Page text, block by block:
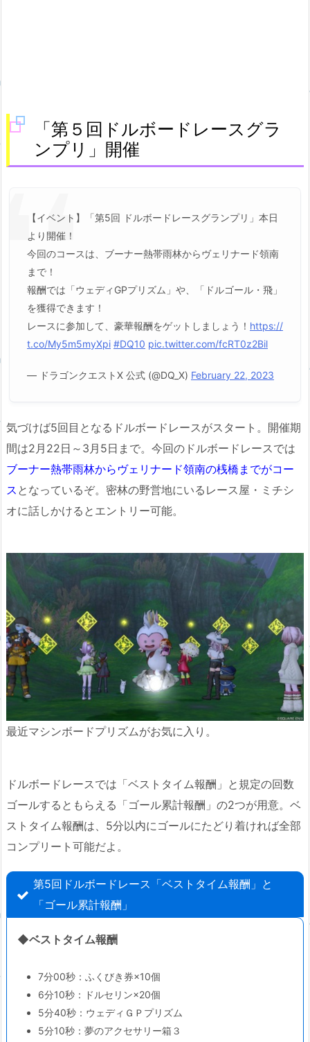
「第５回ドルボードレースグラ
ンプリ」開催
【イベント】「第5回 ドルボードレースグランプリ」本日
より開催！
今回のコースは、ブーナー熱帯雨林からヴェリナード領南
まで！
報酬では「ウェディGPプリズム」や、「ドルゴール・飛」
を獲得できます！
レースに参加して、豪華報酬をゲットしましょう！ https://
t.co/My5m5myXpi #DQ10 pic.twitter.com/fcRT0z2Bil
— ドラゴンクエストX 公式 (@DQ_X) February 22, 2023
気づけば5回目となるドルボードレースがスタート。開催期
間は2月22日～3月5日まで。今回のドルボードレースでは
ブーナー熱帯雨林からヴェリナード領南の桟橋までがコー
ス となっているぞ。密林の野営地にいるレース屋・ミチシ
オに話しかけるとエントリー可能。
最近マシンボードプリズムがお気に入り。
ドルボードレースでは「ベストタイム報酬」と規定の回数
ゴールするともらえる「ゴール累計報酬」の2つが用意。ベ
ストタイム報酬は、5分以内にゴールにたどり着ければ全部
コンプリート可能だよ。
第5回ドルボードレース「ベストタイム報酬」と
「ゴール累計報酬」
◆ベストタイム報酬
7分00秒：ふくびき券×10個
6分10秒：ドルセリン×20個
5分40秒：ウェディＧＰプリズム
5分10秒：夢のアクセサリー箱３